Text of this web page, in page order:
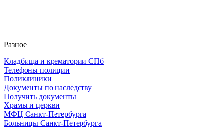
Разное
Кладбища и крематории СПб
Телефоны полиции
Поликлиники
Документы по наследству
Получить документы
Храмы и церкви
МФЦ Санкт-Петербурга
Больницы Санкт-Петербурга